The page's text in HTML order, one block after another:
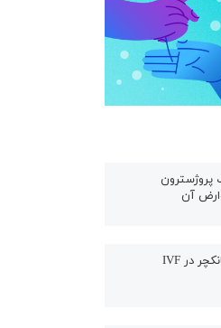
پروژسترون
آن
عمل تخمک کشی یا پانکچر در IVF